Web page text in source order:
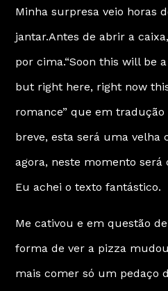
Minha surpresa veio horas
jantar.Antes de abrir a
por cima.“Soon this will be
but right here, right now
romance” que em tradução
breve, esta será uma velha
agora, neste momento será
Eu achei o texto fantástico.
Me cativou e em questão
forma de ver a pizza
mais comer só um pedaço